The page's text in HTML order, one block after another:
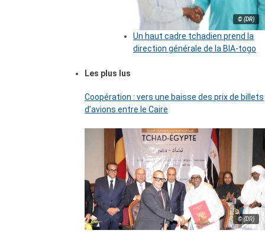
© (DR)
Un haut cadre tchadien prend la
direction générale de la BIA-togo
Les plus lus
Coopération : vers une baisse des prix de billets
d’avions entre le Caire
© (DR)